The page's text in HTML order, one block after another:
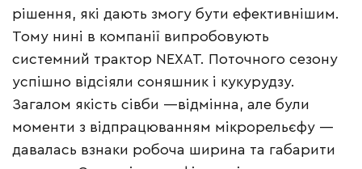
рішення, які дають змогу бути ефективнішим.
Тому нині в компанії випробовують
системний трактор NEXAT. Поточного сезону
успішно відсіяли соняшник і кукурудзу.
Загалом якість сівби —відмінна, але були
моменти з відпрацюванням мікрорельєфу —
давалась взнаки робоча ширина та габарити